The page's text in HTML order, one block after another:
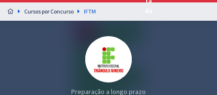
Preparação completa e intensiva para as principais
residências em saúde do Brasil
Cursos por Concurso IFTM
Preparação a longo prazo